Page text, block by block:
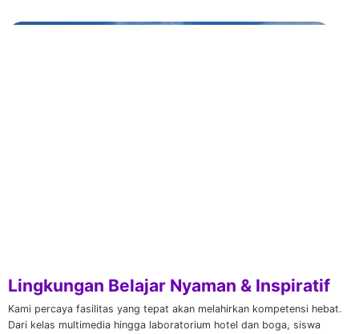
Lingkungan Belajar Nyaman & Inspiratif
Kami percaya fasilitas yang tepat akan melahirkan kompetensi hebat.
Dari kelas multimedia hingga laboratorium hotel dan boga, siswa